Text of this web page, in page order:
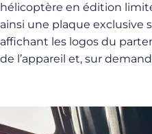
hélicoptère en édition
ainsi une plaque exclusive
affichant les logos du
de l’appareil et, sur